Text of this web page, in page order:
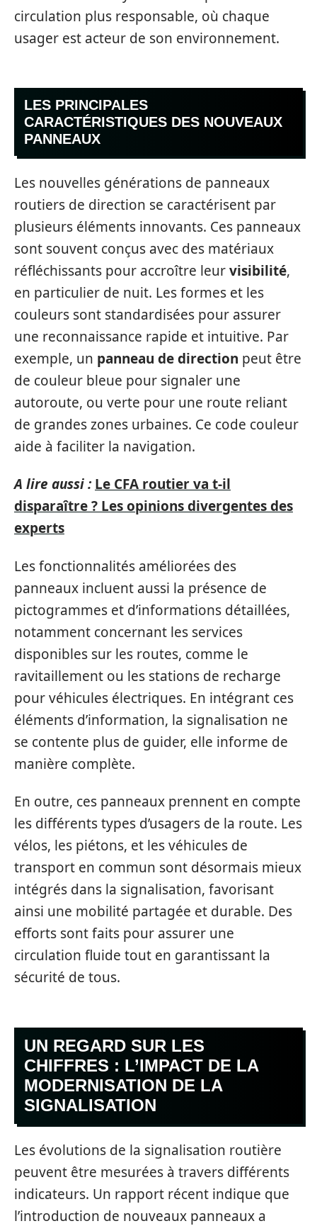
circulation plus responsable, où chaque
usager est acteur de son environnement.
LES PRINCIPALES
CARACTÉRISTIQUES DES NOUVEAUX
PANNEAUX
Les nouvelles générations de panneaux
routiers de direction se caractérisent par
plusieurs éléments innovants. Ces panneaux
sont souvent conçus avec des matériaux
réfléchissants pour accroître leurvisibilité,
en particulier de nuit. Les formes et les
couleurs sont standardisées pour assurer
une reconnaissance rapide et intuitive. Par
exemple, un panneau de direction peut être
de couleur bleue pour signaler une
autoroute, ou verte pour une route reliant
de grandes zones urbaines. Ce code couleur
aide à faciliter la navigation.
A lire aussi : Le CFA routier va t-il
disparaître ? Les opinions divergentes des
experts
Les fonctionnalités améliorées des
panneaux incluent aussi la présence de
pictogrammes et d’informations détaillées,
notamment concernant les services
disponibles sur les routes, comme le
ravitaillement ou les stations de recharge
pour véhicules électriques. En intégrant ces
éléments d’information, la signalisation ne
se contente plus de guider, elle informe de
manière complète.
En outre, ces panneaux prennent en compte
les différents types d’usagers de la route. Les
vélos, les piétons, et les véhicules de
transport en commun sont désormais mieux
intégrés dans la signalisation, favorisant
ainsi une mobilité partagée et durable. Des
efforts sont faits pour assurer une
circulation fluide tout en garantissant la
sécurité de tous.
UN REGARD SUR LES
CHIFFRES : L’IMPACT DE LA
MODERNISATION DE LA
SIGNALISATION
Les évolutions de la signalisation routière
peuvent être mesurées à travers différents
indicateurs. Un rapport récent indique que
l’introduction de nouveaux panneaux a